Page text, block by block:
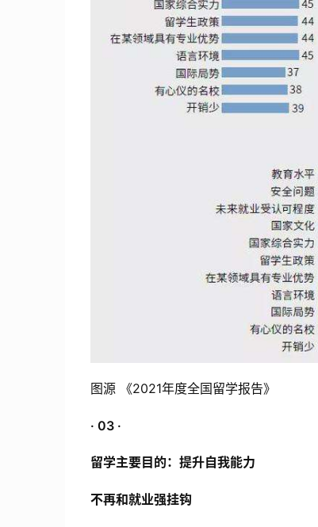
图源 《2021年度全国留学报告》
· 03 ·
留学主要目的：提升自我能力
不再和就业强挂钩